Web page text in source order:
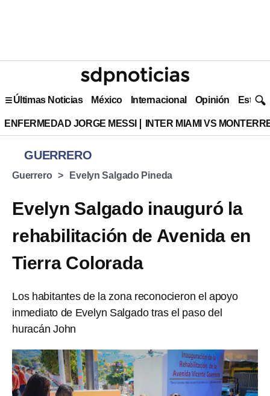
Últimas Noticias México Internacional Opinión Estilo
ENFERMEDAD JORGE MESSI INTER MIAMI VS
GUERRERO
Guerrero Evelyn Salgado Pineda
Evelyn Salgado inauguró la
rehabilitación de Avenida en
Tierra Colorada
Los habitantes de la zona reconocieron el apoyo
inmediato de Evelyn Salgado tras el paso del
huracán John